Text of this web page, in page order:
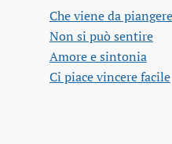
Che viene da piangere
Non si può sentire
Amore e sintonia
Ci piace vincere facile